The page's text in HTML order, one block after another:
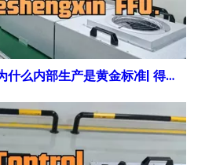
垂直整合FFU制造商：为什么内部生产是黄金标准| 得胜鑫